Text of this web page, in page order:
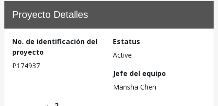
Proyecto Detalles
No. de identificación del
proyecto
P174937
Estatus
Active
Jefe del equipo
Mansha Chen